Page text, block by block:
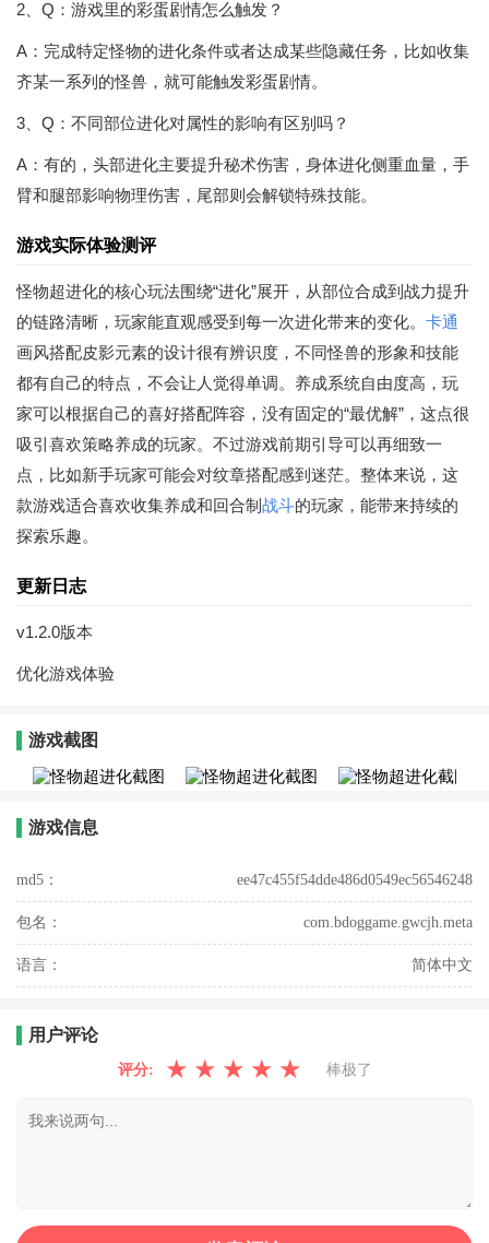
2、Q：游戏里的彩蛋剧情怎么触发？
A：完成特定怪物的进化条件或者达成某些隐藏任务，比如收集
齐某一系列的怪兽，就可能触发彩蛋剧情。
3、Q：不同部位进化对属性的影响有区别吗？
A：有的，头部进化主要提升秘术伤害，身体进化侧重血量，手
臂和腿部影响物理伤害，尾部则会解锁特殊技能。
游戏实际体验测评
怪物超进化的核心玩法围绕“进化”展开，从部位合成到战力提升
的链路清晰，玩家能直观感受到每一次进化带来的变化。 卡通
画风搭配皮影元素的设计很有辨识度，不同怪兽的形象和技能
都有自己的特点，不会让人觉得单调。养成系统自由度高，玩
家可以根据自己的喜好搭配阵容，没有固定的“最优解”，这点很
吸引喜欢策略养成的玩家。不过游戏前期引导可以再细致一
点，比如新手玩家可能会对纹章搭配感到迷茫。整体来说，这
款游戏适合喜欢收集养成和回合制 战斗的玩家，能带来持续的
探索乐趣。
更新日志
v1.2.0版本
优化游戏体验
游戏截图
游戏信息
md5： ee47c455f54dde486d0549ec56546248
包名： com.bdoggame.gwcjh.meta
语言： 简体中文
用户评论
评分: ★ ★ ★ ★ ★ 棒极了